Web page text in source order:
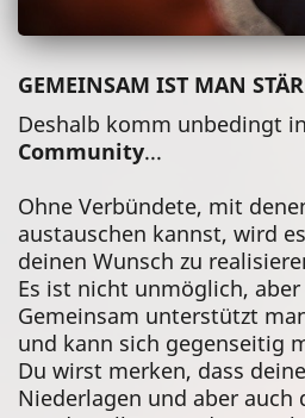
GEMEINSAM IST MAN
Deshalb komm unbedingt
Community...
Ohne Verbündete, mit
austauschen kannst, wird
deinen Wunsch zu
Es ist nicht unmöglich,
Gemeinsam unterstützt
und kann sich gegenseitig
Du wirst merken, dass
Niederlagen und aber auch